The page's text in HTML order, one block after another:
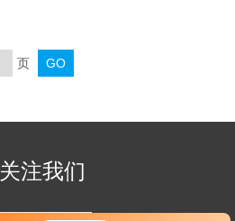
页
关注我们